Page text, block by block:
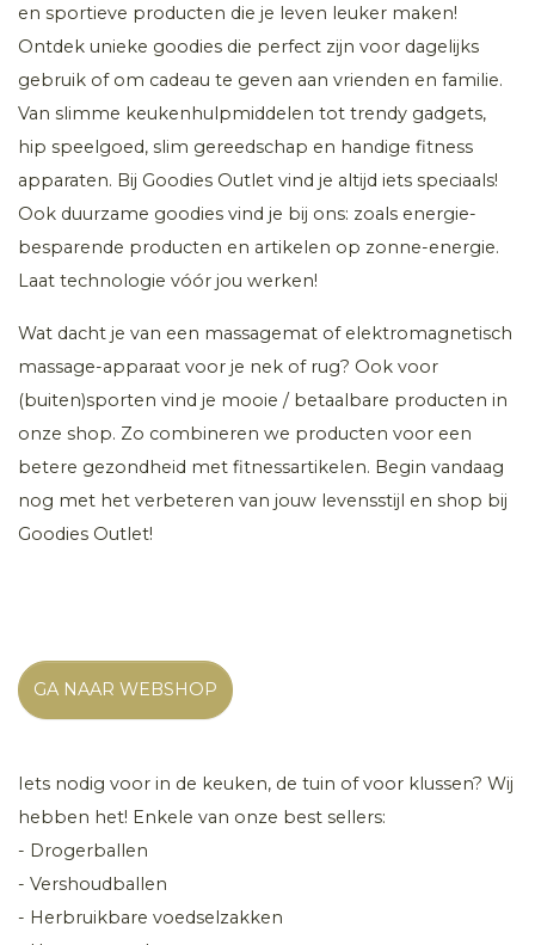
en sportieve producten die je leven leuker maken!
Ontdek unieke goodies die perfect zijn voor dagelijks
gebruik of om cadeau te geven aan vrienden en familie.
Van slimme keukenhulpmiddelen tot trendy gadgets,
hip speelgoed, slim gereedschap en handige fitness
apparaten. Bij Goodies Outlet vind je altijd iets speciaals!
Ook duurzame goodies vind je bij ons: zoals energie-
besparende producten en artikelen op zonne-energie.
Laat technologie vóór jou werken!
Wat dacht je van een massagemat of elektromagnetisch
massage-apparaat voor je nek of rug? Ook voor
(buiten)sporten vind je mooie / betaalbare producten in
onze shop. Zo combineren we producten voor een
betere gezondheid met fitnessartikelen. Begin vandaag
nog met het verbeteren van jouw levensstijl en shop bij
Goodies Outlet!
GA NAAR WEBSHOP
Iets nodig voor in de keuken, de tuin of voor klussen? Wij
hebben het! Enkele van onze best sellers:
- Drogerballen
- Vershoudballen
- Herbruikbare voedselzakken